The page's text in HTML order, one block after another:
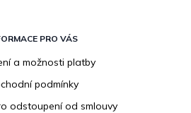
PRO VÁS
a možnosti platby
podmínky
odstoupení od smlouvy